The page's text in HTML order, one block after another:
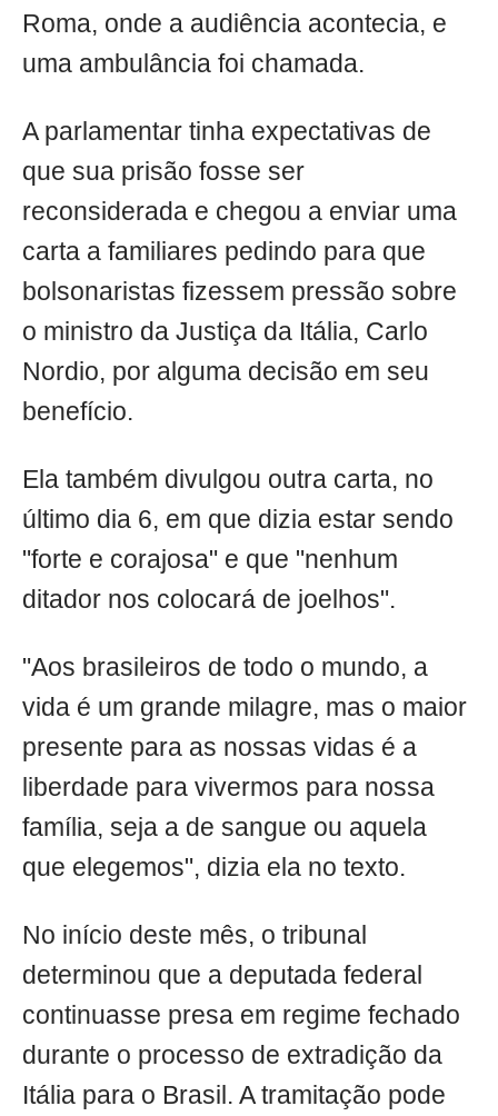
Roma, onde a audiência acontecia, e
uma ambulância foi chamada.
A parlamentar tinha expectativas de
que sua prisão fosse ser
reconsiderada e chegou a enviar uma
carta a familiares pedindo para que
bolsonaristas fizessem pressão sobre
o ministro da Justiça da Itália, Carlo
Nordio, por alguma decisão em seu
benefício.
Ela também divulgou outra carta, no
último dia 6, em que dizia estar sendo
"forte e corajosa" e que "nenhum
ditador nos colocará de joelhos".
"Aos brasileiros de todo o mundo, a
vida é um grande milagre, mas o maior
presente para as nossas vidas é a
liberdade para vivermos para nossa
família, seja a de sangue ou aquela
que elegemos", dizia ela no texto.
No início deste mês, o tribunal
determinou que a deputada federal
continuasse presa em regime fechado
durante o processo de extradição da
Itália para o Brasil. A tramitação pode